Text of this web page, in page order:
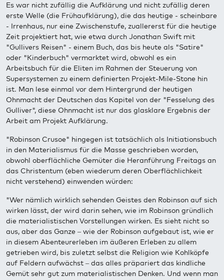
Es war nicht zufällig die Aufklärung und nicht zufällig deren
erste Welle (die Frühaufklärung), die das heutige - scheinbare
- Irrenhaus, nur eine Zwischenstufe, zuallererst für die heutige
Zeit projektiert hat, wie etwa durch Jonathan Swift mit
"Gullivers Reisen" - einem Buch, das bis heute als "Satire"
oder "Kinderbuch" vermarktet wird, obwohl es ein
Arbeitsbuch für die Eliten im Rahmen der Steuerung von
Supersystemen zu einem definierten Projekt-Mile-Stone hin
ist. Man lese einmal vor dem Hintergrund der heutigen
Ohnmacht der Deutschen das Kapitel von der "Fesselung des
Gulliver", diese Ohnmacht ist nur das glasklare Ergebnis der
Arbeit am Projekt Aufklärung.
"Robinson Crusoe" hingegen ist tatsächlich als Initiationsbuch
in den Materialismus für die Masse geschrieben worden,
obwohl oberflächliche Gemüter die Heranführung Freitags an
das Christentum (eben wiederum deren Oberflächlichkeit
nicht verstehend) einwenden würden:
"Wer nämlich wirklich sehenden Geistes den Robinson auf sich
wirken lässt, der wird darin sehen, wie im Robinson gründlich
die materialistischen Vorstellungen wirken. Es sieht nicht so
aus, aber das Ganze – wie der Robinson aufgebaut ist, wie er
in diesem Abenteurerleben im äußeren Erleben zu allem
getrieben wird, bis zuletzt selbst die Religion wie Kohlköpfe
auf Feldern aufwächst – das alles präpariert das kindliche
Gemüt sehr gut zum materialistischen Denken. Und wenn man